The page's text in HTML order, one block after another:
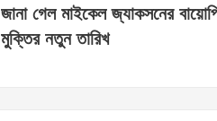
জানা গেল মাইকেল জ্যাকসনের
মুক্তির নতুন তারিখ